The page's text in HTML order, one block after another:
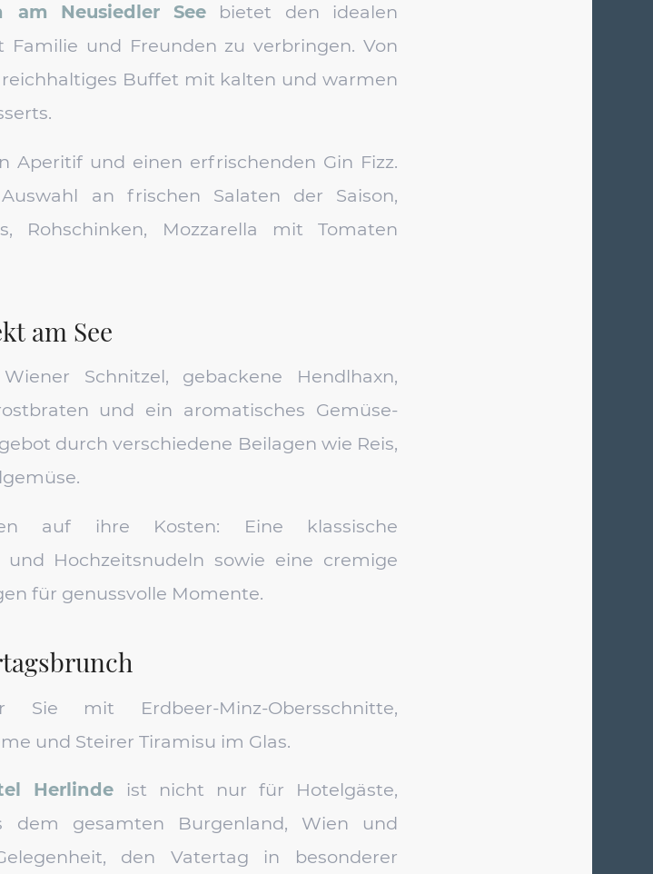
am Neusiedler See bietet den idealen
und Freunden zu verbringen. Von
reichhaltiges Buffet mit kalten und warmen
Aperitif und einen erfrischenden Gin Fizz.
an frischen Salaten der Saison,
Rohschinken, Mozzarella mit Tomaten
am See
Schnitzel, gebackene Hendlhaxn,
und ein aromatisches Gemüse-
durch verschiedene Beilagen wie Reis,
auf ihre Kosten: Eine klassische
Hochzeitsnudeln sowie eine cremige
für genussvolle Momente.
mit Erdbeer-Minz-Obersschnitte,
und Steirer Tiramisu im Glas.
Herlinde ist nicht nur für Hotelgäste,
dem gesamten Burgenland, Wien und
den Vatertag in besonderer